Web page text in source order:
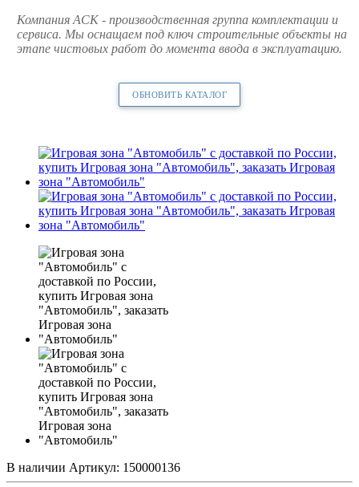
Компания АСК - производственная группа комплектации и
сервиса. Мы оснащаем под ключ строительные объекты на
этапе чистовых работ до момента ввода в эксплуатацию.
ОБНОВИТЬ КАТАЛОГ
В наличии Артикул: 150000136